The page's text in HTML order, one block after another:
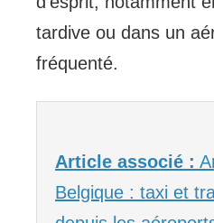
tardive ou dans un
fréquenté.
Article associé :
Belgique : taxi et